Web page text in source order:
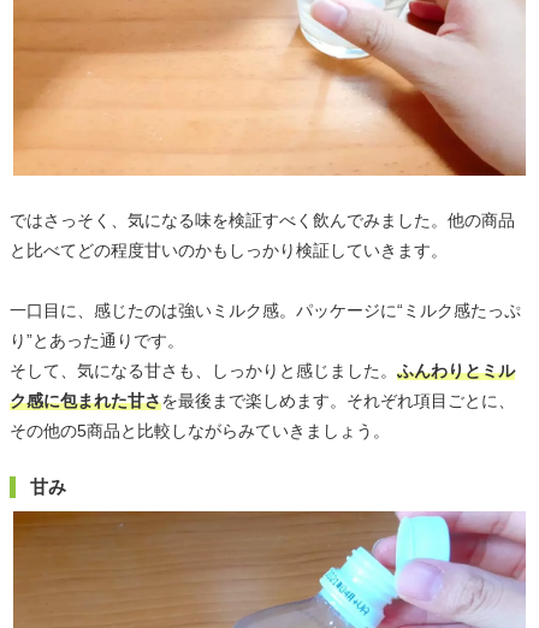
ではさっそく、気になる味を検証すべく飲んでみました。他の商品
と比べてどの程度甘いのかもしっかり検証していきます。
一口目に、感じたのは強いミルク感。パッケージに“ミルク感たっぷ
り”とあった通りです。
そして、気になる甘さも、しっかりと感じました。 ふんわりとミル
ク感に包まれた甘さを最後まで楽しめます。それぞれ項目ごとに、
その他の5商品と比較しながらみていきましょう。
甘み